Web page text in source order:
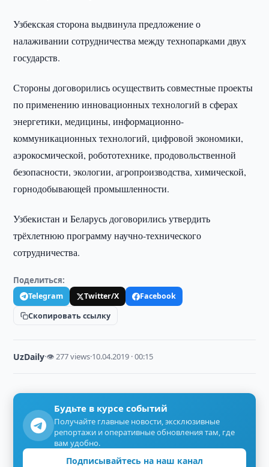
Узбекская сторона выдвинула предложение о
налаживании сотрудничества между технопарками двух
государств.
Стороны договорились осуществить совместные проекты
по применению инновационных технологий в сферах
энергетики, медицины, информационно-
коммуникационных технологий, цифровой экономики,
аэрокосмической, робототехнике, продовольственной
безопасности, экологии, агропроизводства, химической,
горнодобывающей промышленности.
Узбекистан и Беларусь договорились утвердить
трёхлетнюю программу научно-технического
сотрудничества.
Поделиться:
Telegram Twitter/X
Facebook
Скопировать ссылку
UzDaily·👁 277 views·10.04.2019 · 00:15
Будьте в курсе событий
Получайте главные новости, эксклюзивные
репортажи и оперативные обновления там, где
вам удобно.
Подписывайтесь на наш канал